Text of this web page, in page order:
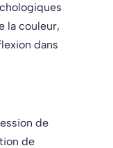
la couleur,
dans
de
de